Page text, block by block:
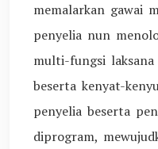
memalarkan gawai
penyelia nun
multi-fungsi
beserta kenyat-
penyelia beserta
diprogram,